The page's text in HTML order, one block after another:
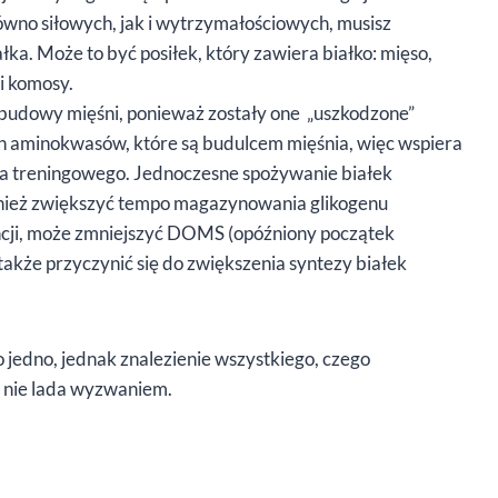
siłowych, jak i wytrzymałościowych, musisz
Może to być posiłek, który zawiera białko: mięso,
komosy.
mięśni, ponieważ zostały one „uszkodzone”
które są budulcem mięśnia, więc wspiera
Jednoczesne spożywanie białek
zwiększyć tempo magazynowania glikogenu
może zmniejszyć DOMS (opóźniony początek
przyczynić się do zwiększenia syntezy białek
jednak znalezienie wszystkiego, czego
lada wyzwaniem.